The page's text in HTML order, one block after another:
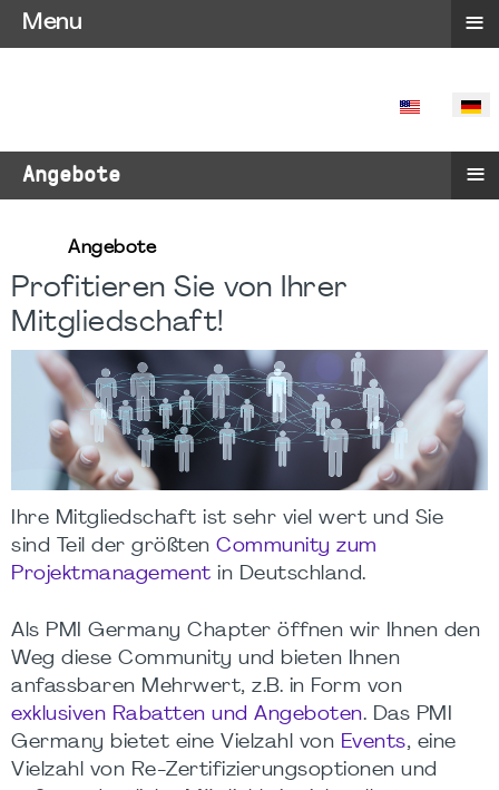
SPRACHE
Angebote ≡
Angebote
Profitieren Sie von Ihrer
Mitgliedschaft!
Ihre Mitgliedschaft ist sehr viel wert und Sie
sind Teil der größten Community zum
Projektmanagement in Deutschland.
Als PMI Germany Chapter öffnen wir Ihnen den
Weg diese Community und bieten Ihnen
anfassbaren Mehrwert, z.B. in Form von
exklusiven Rabatten und Angeboten. Das PMI
Germany bietet eine Vielzahl von Events, eine
Vielzahl von Re-Zertifizierungsoptionen und
Menu ≡